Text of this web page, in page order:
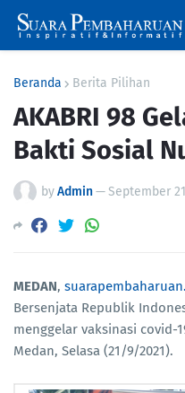
Beranda Berita Pilihan
AKABRI 98
Bakti Sosial
byAdmin—September
MEDAN,
Bersenjata Republik
menggelar vaksinasi covid-
Medan, Selasa (21/9/2021).